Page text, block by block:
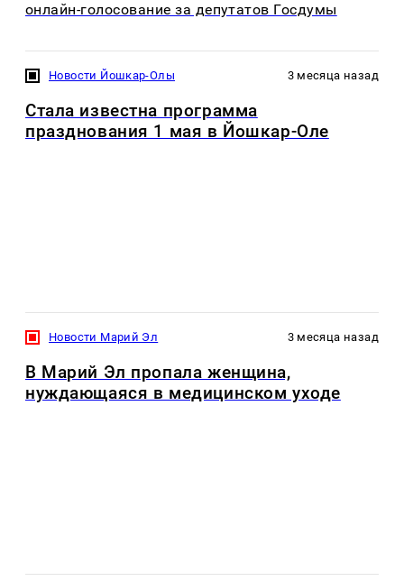
онлайн-голосование за депутатов Госдумы
Новости Йошкар-Олы 3 месяца назад
Стала известна программа
празднования 1 мая в Йошкар-Оле
Новости Марий Эл 3 месяца назад
В Марий Эл пропала женщина,
нуждающаяся в медицинском уходе